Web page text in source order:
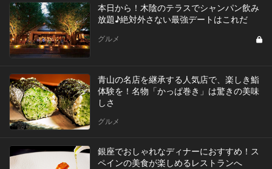
本日から！木陰のテラスでシャンパン飲み
放題♪絶対外さない最強デートはこれだ
グルメ
青山の名店を継承する人気店で、楽しき鮨
体験を！名物「かっぱ巻き」は驚きの美味
しさ
グルメ
銀座でおしゃれなディナーにおすすめ！ス
ペインの美食が楽しめるレストランへ